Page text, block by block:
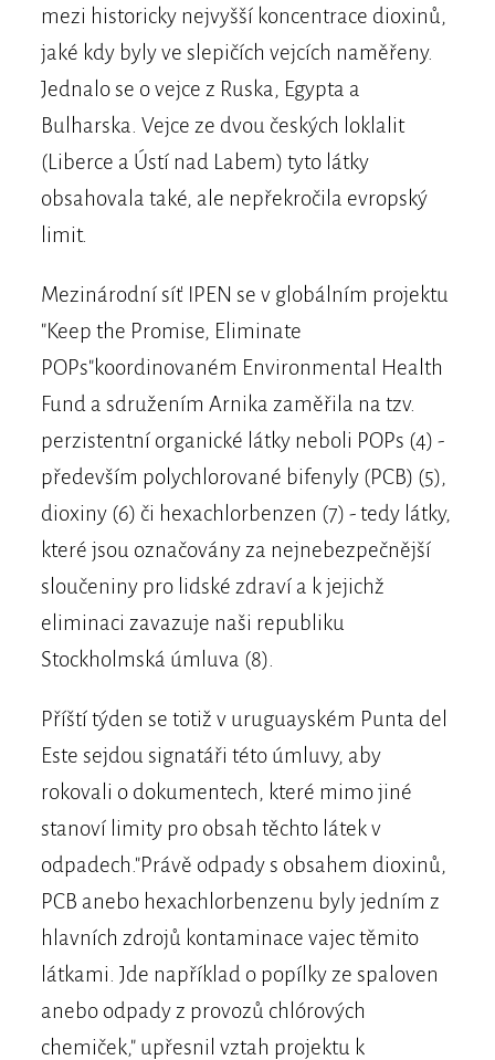
mezi historicky nejvyšší koncentrace dioxinů,
jaké kdy byly ve slepičích vejcích naměřeny.
Jednalo se o vejce z Ruska, Egypta a
Bulharska. Vejce ze dvou českých loklalit
(Liberce a Ústí nad Labem) tyto látky
obsahovala také, ale nepřekročila evropský
limit.
Mezinárodní síť IPEN se v globálním projektu
"Keep the Promise, Eliminate
POPs"koordinovaném Environmental Health
Fund a sdružením Arnika zaměřila na tzv.
perzistentní organické látky neboli POPs (4) -
především polychlorované bifenyly (PCB) (5),
dioxiny (6) či hexachlorbenzen (7) - tedy látky,
které jsou označovány za nejnebezpečnější
sloučeniny pro lidské zdraví a k jejichž
eliminaci zavazuje naši republiku
Stockholmská úmluva (8).
Příští týden se totiž v uruguayském Punta del
Este sejdou signatáři této úmluvy, aby
rokovali o dokumentech, které mimo jiné
stanoví limity pro obsah těchto látek v
odpadech."Právě odpady s obsahem dioxinů,
PCB anebo hexachlorbenzenu byly jedním z
hlavních zdrojů kontaminace vajec těmito
látkami. Jde například o popílky ze spaloven
anebo odpady z provozů chlórových
chemiček," upřesnil vztah projektu k